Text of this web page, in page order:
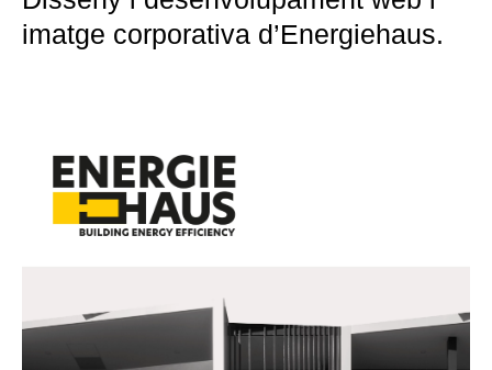
imatge corporativa d’Energiehaus.